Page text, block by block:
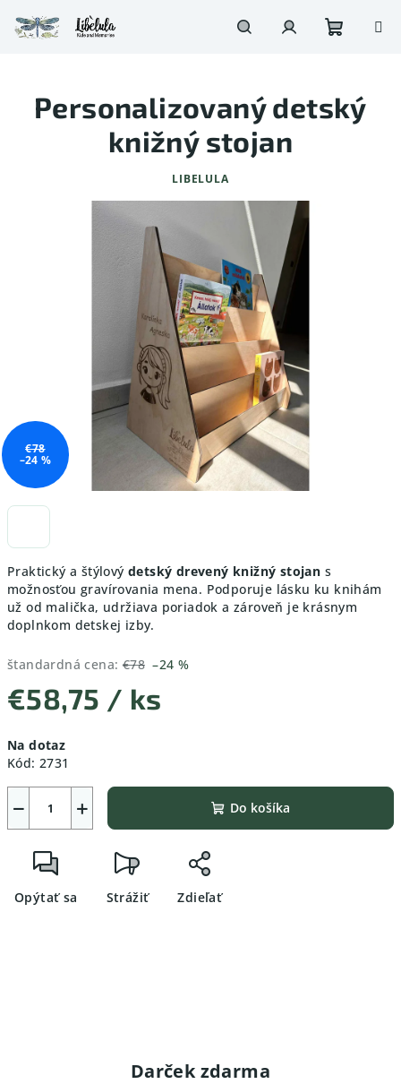
na
obsah
košík
Praktický a štýlový detský drevený knižný stojan s
možnosťou gravírovania mena. Podporuje lásku ku knihám
už od malička, udržiava poriadok a zároveň je krásnym
doplnkom detskej izby.
štandardná cena: €78 –24 %
€58,75 / ks
cena:
Na dotaz
Kód: 2731
+
− Do košíka
Opýtať sa Strážiť Zdieľať
Personalizovaný detský
knižný stojan
LIBELULA
€78
–24 %
Darček zdarma